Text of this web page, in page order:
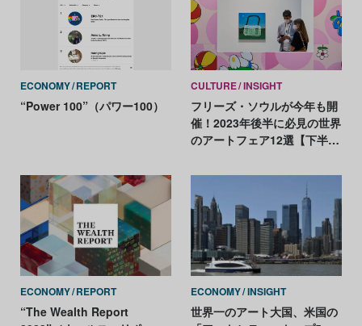
ECONOMY REPORT
“Power 100”（パワー100）
CULTURE INSIGHT
フリーズ・ソウルが今年も開
催！2023年後半に必見の世界
のアートフェア12選【下半期
ECONOMY REPORT
“The Wealth Report
ECONOMY INSIGHT
世界一のアート大国、米国の